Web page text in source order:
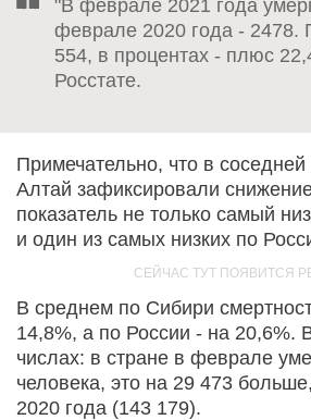
"В феврале 2021 года
феврале 2020 года - 2478.
554, в процентах - плюс
Росстате.
Примечательно, что в соседней
Алтай зафиксировали
показатель не только самый
и один из самых низких по
В среднем по Сибири
14,8%, а по России - на 20,6%.
числах: в стране в феврале
человека, это на 29 473
2020 года (143 179).